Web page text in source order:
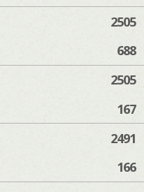
2505
688
2505
167
2491
166